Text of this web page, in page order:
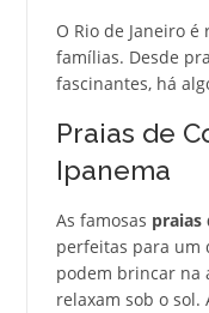
O Rio de Janeiro é
famílias. Desde
fascinantes, há
Praias de
Ipanema
As famosas praias
perfeitas para um
podem brincar na
relaxam sob o sol.